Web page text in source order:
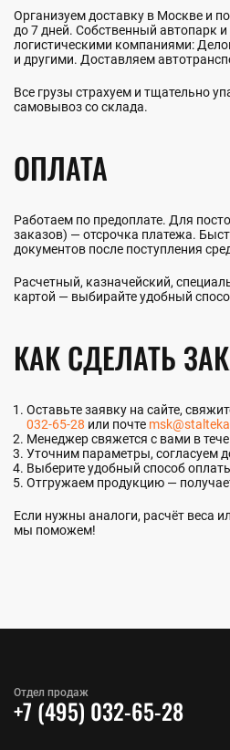
Организуем доставку в Москве и
до 7 дней. Собственный автопарк и
логистическими компаниями:
и другими. Доставляем
Все грузы страхуем и тщательно
самовывоз со склада.
ОПЛАТА
Работаем по предоплате. Для
заказов) — отсрочка платежа.
документов после поступления
Расчетный, казначейский,
картой — выбирайте удобный
КАК СДЕЛАТЬ
Оставьте заявку на сайте,
032-65-28 или почте
Менеджер свяжется с вами в
Уточним параметры, согласуем
Выберите удобный способ
Отгружаем продукцию —
Если нужны аналоги, расчёт веса
мы поможем!
Отдел продаж
+7 (495) 032-65-28